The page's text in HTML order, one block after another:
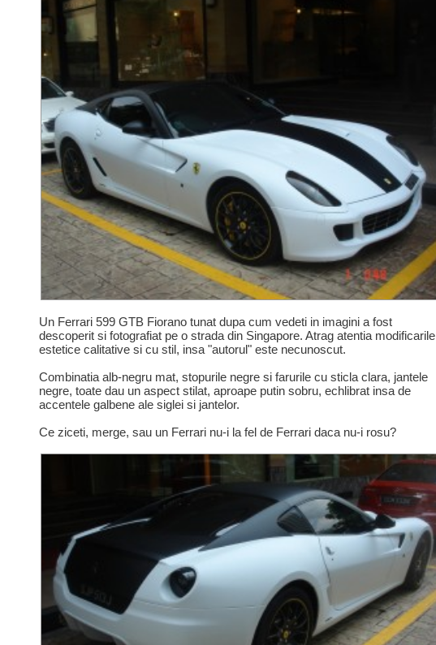
Un Ferrari 599 GTB Fiorano tunat dupa cum vedeti in imagini a fost
descoperit si fotografiat pe o strada din Singapore. Atrag atentia modificarile
estetice calitative si cu stil, insa "autorul" este necunoscut.
Combinatia alb-negru mat, stopurile negre si farurile cu sticla clara, jantele
negre, toate dau un aspect stilat, aproape putin sobru, echlibrat insa de
accentele galbene ale siglei si jantelor.
Ce ziceti, merge, sau un Ferrari nu-i la fel de Ferrari daca nu-i rosu?